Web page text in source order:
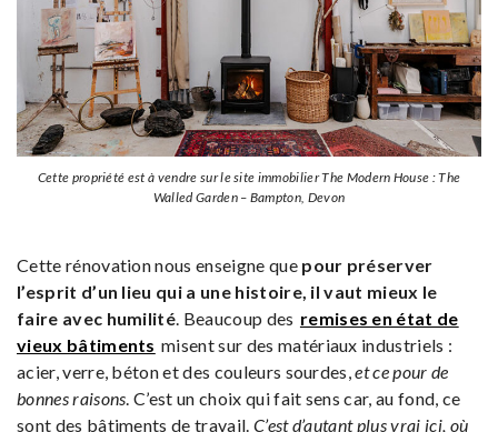
Cette propriété est à vendre sur le site immobilier The Modern House : The
Walled Garden – Bampton, Devon
Cette rénovation nous enseigne que pour préserver
l’esprit d’un lieu qui a une histoire, il vaut mieux le
faire avec humilité. Beaucoup des remises en état de
vieux bâtiments misent sur des matériaux industriels :
acier, verre, béton et des couleurs sourdes,et ce pour de
bonnes raisons. C’est un choix qui fait sens car, au fond, ce
sont des bâtiments de travail. C’est d’autant plus vrai ici, où